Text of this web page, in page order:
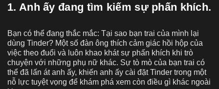
1. Anh ấy đang tìm kiếm sự phấn khích.
Bạn có thể đang thắc mắc: Tại sao bạn trai của mình lại
dùng Tinder? Một số đàn ông thích cảm giác hồi hộp của
việc theo đuổi và luôn khao khát sự phấn khích khi trò
chuyện với những phụ nữ khác. Sự tò mò của bạn trai có
thể đã lấn át anh ấy, khiến anh ấy cài đặt Tinder trong một
nỗ lực tuyệt vọng để khám phá xem còn điều gì khác ngoài